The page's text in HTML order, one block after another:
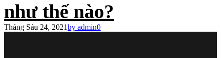
như thế nào?
Tháng Sáu 24, 2021by admin0